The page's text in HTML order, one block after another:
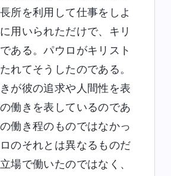
所を利用して仕事をしよ
用いられただけで、キリ
ある。パウロがキリスト
れてそうしたのである。
が彼の追求や人間性を表
働きを表しているのであ
働き程のものではなかっ
のそれとは異なるものだ
場で働いたのではなく、